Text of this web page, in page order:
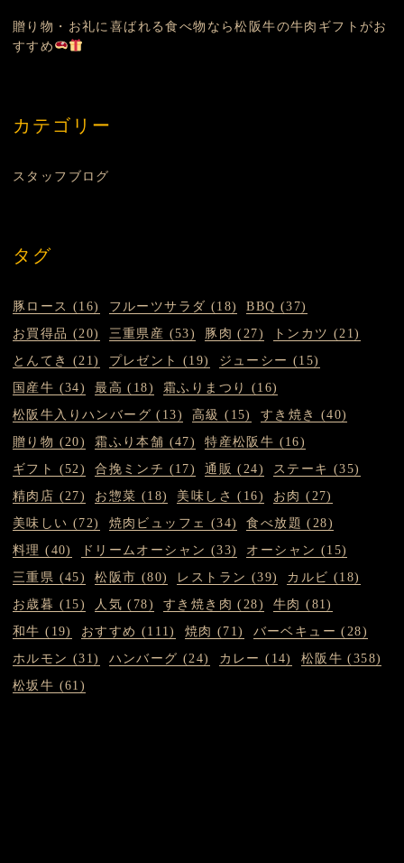
贈り物・お礼に喜ばれる食べ物なら松阪牛の牛肉ギフトがお
すすめ
カテゴリー
スタッフブログ
タグ
豚ロース (16) フルーツサラダ (18)
BBQ (37)
お買得品 (20)
三重県産 (53) 豚肉 (27)
トンカツ (21)
とんてき (21)
プレゼント (19)
ジューシー (15)
国産牛 (34)
最高 (18)
霜ふりまつり (16)
松阪牛入りハンバーグ (13)
高級 (15)
すき焼き (40)
贈り物 (20)
霜ふり本舗 (47)
特産松阪牛 (16)
ギフト (52)
合挽ミンチ (17) 通販 (24)
ステーキ (35)
精肉店 (27)
お惣菜 (18) 美味しさ (16)
お肉 (27)
美味しい (72)
焼肉ビュッフェ (34)
食べ放題 (28)
料理 (40)
ドリームオーシャン (33)
オーシャン (15)
三重県 (45)
松阪市 (80) レストラン (39)
カルビ (18)
お歳暮 (15)
人気 (78) すき焼き肉 (28)
牛肉 (81)
和牛 (19)
おすすめ (111) 焼肉 (71)
バーベキュー (28)
ホルモン (31)
ハンバーグ (24) カレー (14)
松阪牛 (358)
松坂牛 (61)